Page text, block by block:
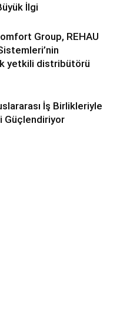
İlgi
Group, REHAU
yetkili distribütörü
İş Birlikleriyle
Güçlendiriyor